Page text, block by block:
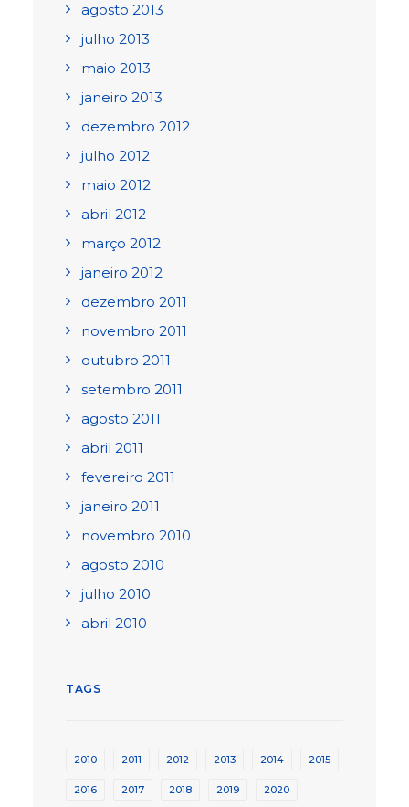
agosto 2013
julho 2013
maio 2013
janeiro 2013
dezembro 2012
julho 2012
maio 2012
abril 2012
março 2012
janeiro 2012
dezembro 2011
novembro 2011
outubro 2011
setembro 2011
agosto 2011
abril 2011
fevereiro 2011
janeiro 2011
novembro 2010
agosto 2010
julho 2010
abril 2010
TAGS
2010 2011 2012 2013 2014 2015
2016 2017 2018 2019 2020